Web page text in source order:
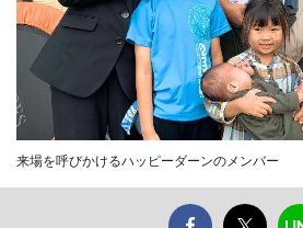
来場を呼びかけるハッピーダーンのメンバー